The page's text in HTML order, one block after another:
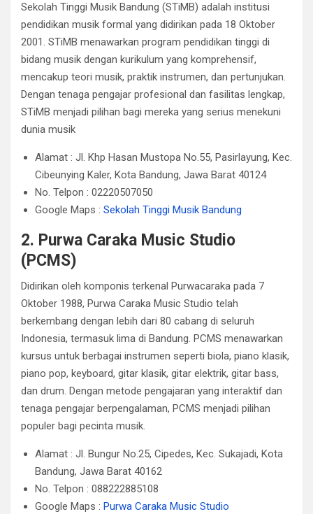
Sekolah Tinggi Musik Bandung (STiMB) adalah institusi
pendidikan musik formal yang didirikan pada 18 Oktober
2001. STiMB menawarkan program pendidikan tinggi di
bidang musik dengan kurikulum yang komprehensif,
mencakup teori musik, praktik instrumen, dan pertunjukan.
Dengan tenaga pengajar profesional dan fasilitas lengkap,
STiMB menjadi pilihan bagi mereka yang serius menekuni
dunia musik
Alamat : Jl. Khp Hasan Mustopa No.55, Pasirlayung, Kec.
Cibeunying Kaler, Kota Bandung, Jawa Barat 40124
No. Telpon : 02220507050
Google Maps : Sekolah Tinggi Musik Bandung
2. Purwa Caraka Music Studio
(PCMS)
Didirikan oleh komponis terkenal Purwacaraka pada 7
Oktober 1988, Purwa Caraka Music Studio telah
berkembang dengan lebih dari 80 cabang di seluruh
Indonesia, termasuk lima di Bandung. PCMS menawarkan
kursus untuk berbagai instrumen seperti biola, piano klasik,
piano pop, keyboard, gitar klasik, gitar elektrik, gitar bass,
dan drum. Dengan metode pengajaran yang interaktif dan
tenaga pengajar berpengalaman, PCMS menjadi pilihan
populer bagi pecinta musik.
Alamat : Jl. Bungur No.25, Cipedes, Kec. Sukajadi, Kota
Bandung, Jawa Barat 40162
No. Telpon : 088222885108
Google Maps : Purwa Caraka Music Studio